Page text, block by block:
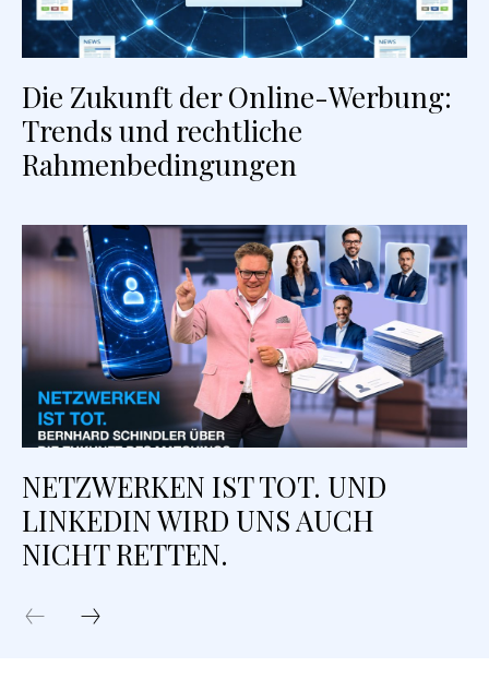
Die Zukunft der Online-Werbung:
Trends und rechtliche
Rahmenbedingungen
NETZWERKEN IST TOT. UND
LINKEDIN WIRD UNS AUCH
NICHT RETTEN.